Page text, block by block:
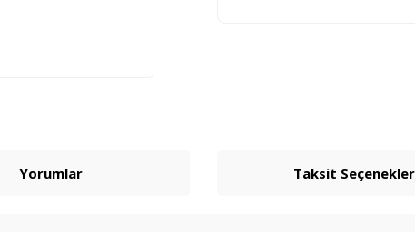
Yorumlar Taksit